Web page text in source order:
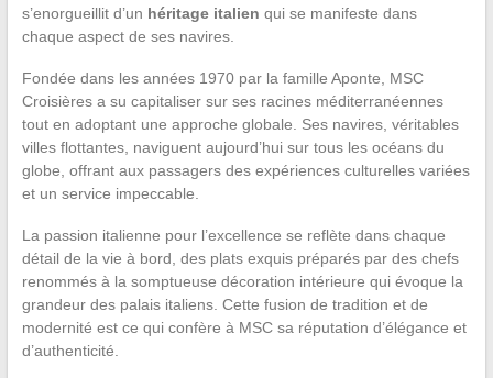
s’enorgueillit d’un héritage italien qui se manifeste dans
chaque aspect de ses navires.
Fondée dans les années 1970 par la famille Aponte, MSC
Croisières a su capitaliser sur ses racines méditerranéennes
tout en adoptant une approche globale. Ses navires, véritables
villes flottantes, naviguent aujourd’hui sur tous les océans du
globe, offrant aux passagers des expériences culturelles variées
et un service impeccable.
La passion italienne pour l’excellence se reflète dans chaque
détail de la vie à bord, des plats exquis préparés par des chefs
renommés à la somptueuse décoration intérieure qui évoque la
grandeur des palais italiens. Cette fusion de tradition et de
modernité est ce qui confère à MSC sa réputation d’élégance et
d’authenticité.